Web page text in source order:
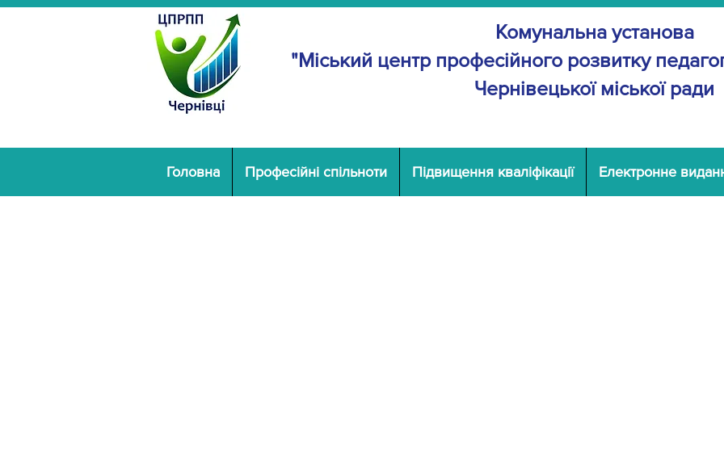
Комунальна установа
"Міський центр професійного розвитку
Чернівецької міської ради
Головна Професійні спільноти Підвищення кваліфікації Електронне